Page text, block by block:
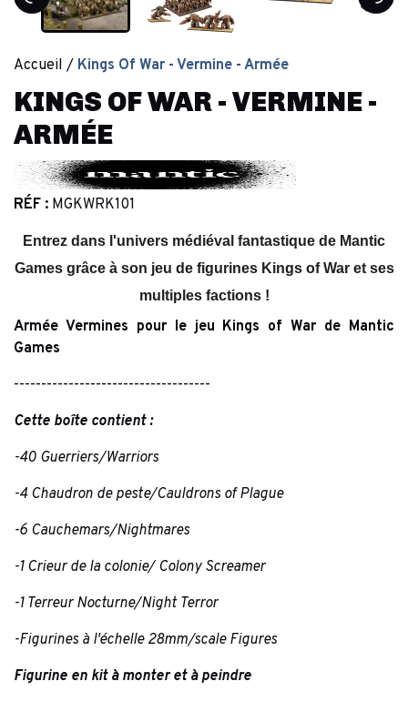
Accueil Kings Of War - Vermine - Armée
KINGS OF WAR - VERMINE -
ARMÉE
RÉF : MGKWRK101
Entrez dans l'univers médiéval fantastique de Mantic
Games grâce à son jeu de figurines Kings of War et ses
multiples factions !
Armée Vermines pour le jeu Kings of War de Mantic
Games
------------------------------------
Cette boîte contient :
-40 Guerriers/Warriors
-4 Chaudron de peste/Cauldrons of Plague
-6 Cauchemars/Nightmares
-1 Crieur de la colonie/Colony Screamer
-1 Terreur Nocturne/Night Terror
-Figurines à l'échelle 28mm/scale Figures
Figurine en kit à monter et à peindre